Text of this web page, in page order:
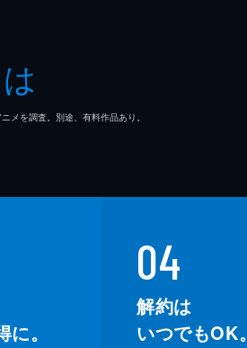
を調査。別途、有料作品あり。
。
04
解約は
いつでもOK。